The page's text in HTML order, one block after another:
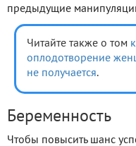
предыдущие
Читайте также о том
оплодотворение
не получается.
Беременность
Чтобы повысить шанс